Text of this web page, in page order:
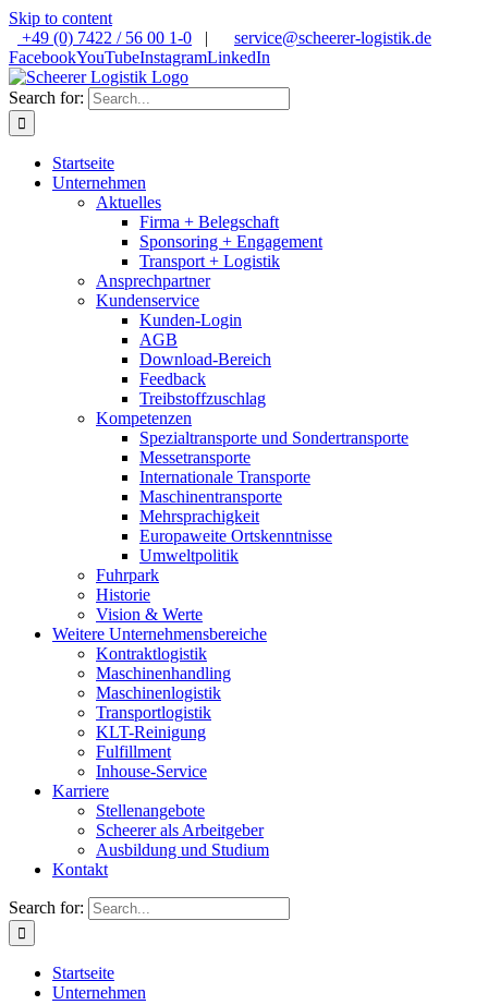
Skip to content
+49 (0) 7422 / 56 00 1-0 |
service@scheerer-logistik.de
FacebookYouTubeInstagramLinkedIn
Search for:
Startseite
Unternehmen
Aktuelles
Firma + Belegschaft
Sponsoring + Engagement
Transport + Logistik
Ansprechpartner
Kundenservice
Kunden-Login
AGB
Download-Bereich
Feedback
Treibstoffzuschlag
Kompetenzen
Spezialtransporte und Sondertransporte
Messetransporte
Internationale Transporte
Maschinentransporte
Mehrsprachigkeit
Europaweite Ortskenntnisse
Umweltpolitik
Fuhrpark
Historie
Vision & Werte
Weitere Unternehmensbereiche
Kontraktlogistik
Maschinenhandling
Maschinenlogistik
Transportlogistik
KLT-Reinigung
Fulfillment
Inhouse-Service
Karriere
Stellenangebote
Scheerer als Arbeitgeber
Ausbildung und Studium
Kontakt
Search for:
Startseite
Unternehmen